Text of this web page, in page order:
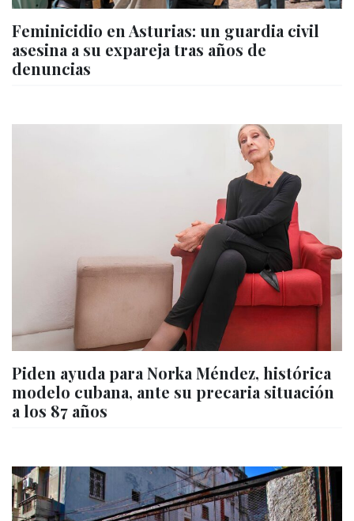
Feminicidio en Asturias: un guardia civil
asesina a su expareja tras años de
denuncias
Piden ayuda para Norka Méndez, histórica
modelo cubana, ante su precaria situación
a los 87 años